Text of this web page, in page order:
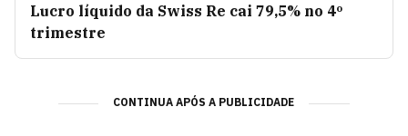
Lucro líquido da Swiss Re cai 79,5% no 4º
trimestre
CONTINUA APÓS A PUBLICIDADE